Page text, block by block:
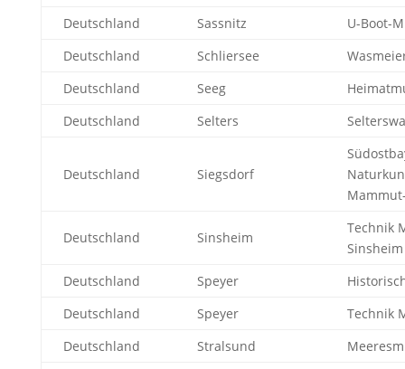
Deutschland Sassnitz
U-Boot-
Deutschland
Schliersee
Deutschland
Seeg
Deutschland
Selters
Deutschland Siegsdorf
Deutschland Sinsheim
Technik
Sinsheim
Deutschland
Speyer
Deutschland
Speyer
Technik
Deutschland
Stralsund